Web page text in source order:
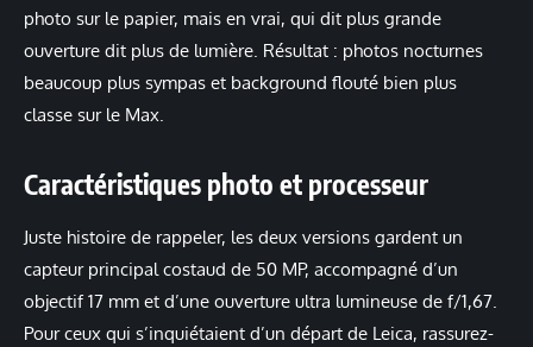
photo sur le papier, mais en vrai, qui dit plus grande
ouverture dit plus de lumière. Résultat : photos nocturnes
beaucoup plus sympas et background flouté bien plus
classe sur le Max.
Caractéristiques photo et processeur
Juste histoire de rappeler, les deux versions gardent un
capteur principal costaud de 50 MP, accompagné d’un
objectif 17 mm et d’une ouverture ultra lumineuse de f/1,67.
Pour ceux qui s’inquiétaient d’un départ de Leica, rassurez-